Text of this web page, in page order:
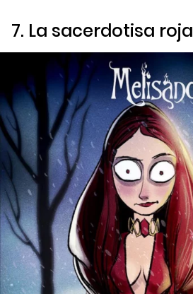
7. La sacerdotisa roja